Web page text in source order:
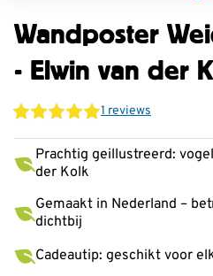
Wandposter
- Elwin van der
1 reviews
Prachtig geillustreerd:
der Kolk
Gemaakt in Nederland –
dichtbij
Cadeautip: geschikt voor